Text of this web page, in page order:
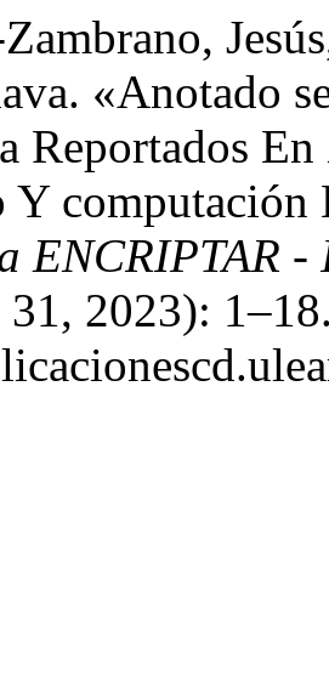
«Anotado
Reportados
Y
ENCRIPTAR -
2023):